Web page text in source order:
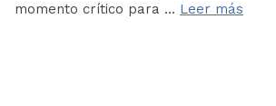
momento crítico para … Leer más